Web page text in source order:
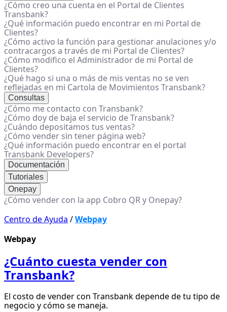
¿Cómo creo una cuenta en el Portal de Clientes
Transbank?
¿Qué información puedo encontrar en mi Portal de
Clientes?
¿Cómo activo la función para gestionar anulaciones y/o
contracargos a través de mi Portal de Clientes?
¿Cómo modifico el Administrador de mi Portal de
Clientes?
¿Qué hago si una o más de mis ventas no se ven
reflejadas en mi Cartola de Movimientos Transbank?
Consultas
¿Cómo me contacto con Transbank?
¿Cómo doy de baja el servicio de Transbank?
¿Cuándo depositamos tus ventas?
¿Cómo vender sin tener página web?
¿Qué información puedo encontrar en el portal
Transbank Developers?
Documentación
Tutoriales
Onepay
¿Cómo vender con la app Cobro QR y Onepay?
Centro de Ayuda /Webpay
Webpay
¿Cuánto cuesta vender con
Transbank?
El costo de vender con Transbank depende de tu tipo de
negocio y cómo se maneja.